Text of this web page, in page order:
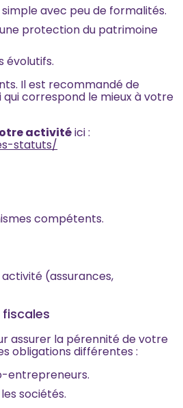
avec peu de formalités.
protection du patrimoine
évolutifs.
Il est recommandé de
correspond le mieux à votre
activitéici :
statuts/
compétents.
(assurances,
assurer la pérennité de votre
obligations différentes :
entrepreneurs.
sociétés.